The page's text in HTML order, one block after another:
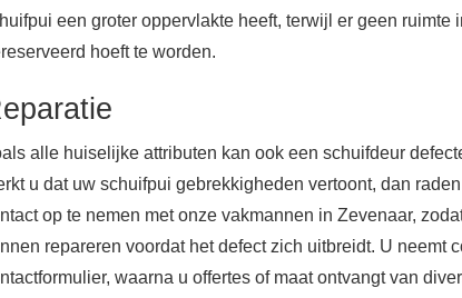
een groter oppervlakte heeft, terwijl er geen ruimte
hoeft te worden.
alle huiselijke attributen kan ook een schuifdeur
u dat uw schuifpui gebrekkigheden vertoont, dan
op te nemen met onze vakmannen in Zevenaar,
repareren voordat het defect zich uitbreidt. U neemt
waarna u offertes of maat ontvangt van